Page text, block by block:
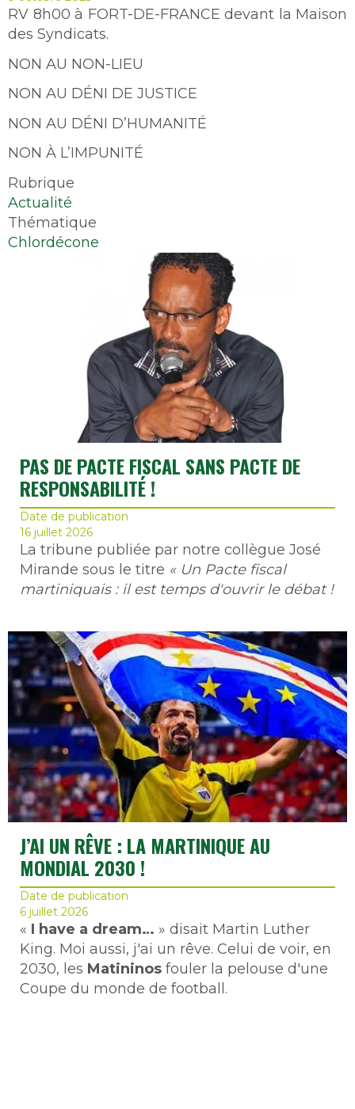
RV 8h00 à FORT-DE-FRANCE devant la Maison
des Syndicats.
NON AU NON-LIEU
NON AU DÉNI DE JUSTICE
NON AU DÉNI D’HUMANITÉ
NON À L’IMPUNITÉ
Rubrique
Actualité
Thématique
Chlordécone
PAS DE PACTE FISCAL SANS PACTE DE
RESPONSABILITÉ !
Date de publication
16 juillet 2026
La tribune publiée par notre collègue José
Mirande sous le titre « Un Pacte fiscal
martiniquais : il est temps d'ouvrir le débat !
J’AI UN RÊVE : LA MARTINIQUE AU
MONDIAL 2030 !
Date de publication
6 juillet 2026
« I have a dream… » disait Martin Luther
King. Moi aussi, j'ai un rêve. Celui de voir, en
2030, les Matininos fouler la pelouse d'une
Coupe du monde de football.